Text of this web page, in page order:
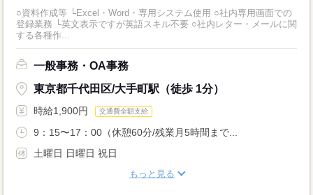
○資料作成等 └Excel・Word・専用システム使用 ○社内専用画面での
登録業務 └英文表示ですが英語スキル不要 ○社内レター・メールに関
する各種作...
一般事務・OA事務
東京都千代田区/大手町駅（徒歩 1分）
時給1,900円 交通費全額支給
9：15〜17：00（休憩60分/残業月5時間まで...
土曜日 日曜日 祝日
もっと見る